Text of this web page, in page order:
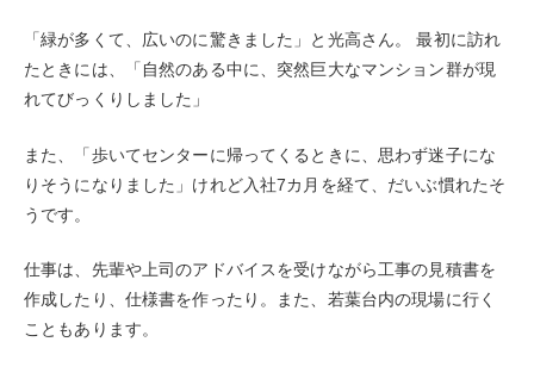
「緑が多くて、広いのに驚きました」と光高さん。 最初に訪れ
たときには、「自然のある中に、突然巨大なマンション群が現
れてびっくりしました」
また、「歩いてセンターに帰ってくるときに、思わず迷子にな
りそうになりました」けれど入社7カ月を経て、だいぶ慣れたそ
うです。
仕事は、先輩や上司のアドバイスを受けながら工事の見積書を
作成したり、仕様書を作ったり。また、若葉台内の現場に行く
こともあります。